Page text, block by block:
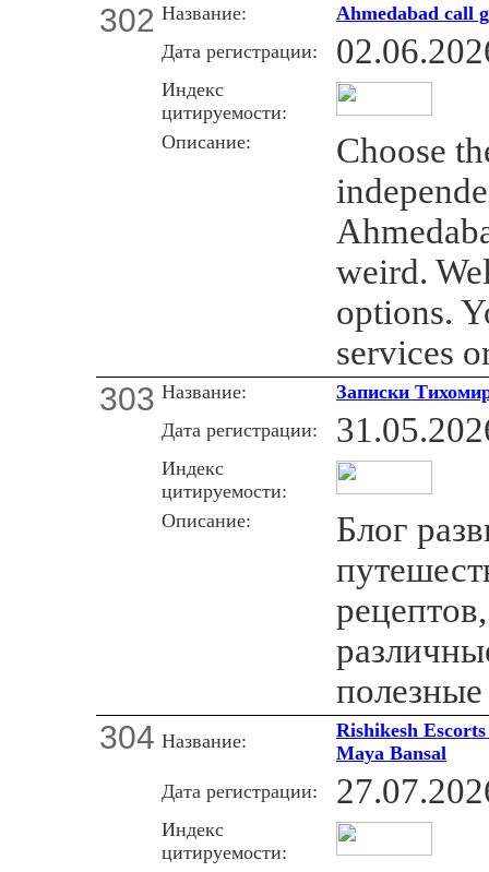
302 Название:
Ahmedabad call
Дата регистрации:
Индекс
цитируемости:
Описание:
Choose
weird.
options.
services
303 Название:
Записки
Дата регистрации:
Индекс
цитируемости:
Описание:
Блог
304 Название:
Rishikesh
Maya Bansal
Дата регистрации:
Индекс
цитируемости: